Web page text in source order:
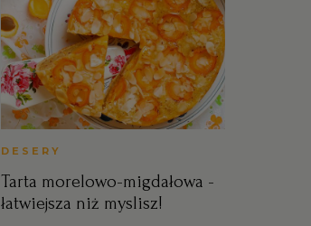
DESERY
Tarta morelowo-migdałowa -
łatwiejsza niż myslisz!